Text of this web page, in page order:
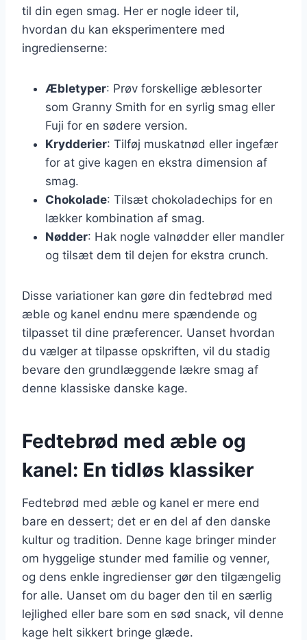
til din egen smag. Her er nogle ideer til,
hvordan du kan eksperimentere med
ingredienserne:
Æbletyper: Prøv forskellige æblesorter
som Granny Smith for en syrlig smag eller
Fuji for en sødere version.
Krydderier: Tilføj muskatnød eller ingefær
for at give kagen en ekstra dimension af
smag.
Chokolade: Tilsæt chokoladechips for en
lækker kombination af smag.
Nødder: Hak nogle valnødder eller mandler
og tilsæt dem til dejen for ekstra crunch.
Disse variationer kan gøre din fedtebrød med
æble og kanel endnu mere spændende og
tilpasset til dine præferencer. Uanset hvordan
du vælger at tilpasse opskriften, vil du stadig
bevare den grundlæggende lækre smag af
denne klassiske danske kage.
Fedtebrød med æble og
kanel: En tidløs klassiker
Fedtebrød med æble og kanel er mere end
bare en dessert; det er en del af den danske
kultur og tradition. Denne kage bringer minder
om hyggelige stunder med familie og venner,
og dens enkle ingredienser gør den tilgængelig
for alle. Uanset om du bager den til en særlig
lejlighed eller bare som en sød snack, vil denne
kage helt sikkert bringe glæde.